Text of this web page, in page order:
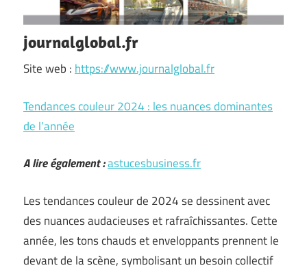
journalglobal.fr
Site web : https://www.journalglobal.fr
Tendances couleur 2024 : les nuances dominantes
de l’année
A lire également :astucesbusiness.fr
Les tendances couleur de 2024 se dessinent avec
des nuances audacieuses et rafraîchissantes. Cette
année, les tons chauds et enveloppants prennent le
devant de la scène, symbolisant un besoin collectif